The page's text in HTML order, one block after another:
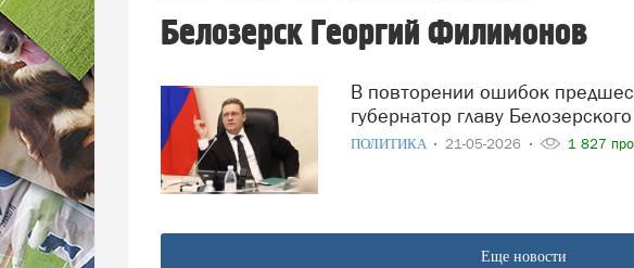
Белозерск Георгий Филимонов
В повторении ошибок предшественника упрекнул
губернатор главу
ПОЛИТИКА 21-05-2026 1 827
Еще новости